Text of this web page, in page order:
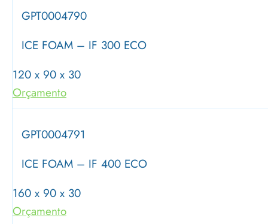
GPT0004790
ICE FOAM – IF 300 ECO
120 x 90 x 30
Orçamento
GPT0004791
ICE FOAM – IF 400 ECO
160 x 90 x 30
Orçamento